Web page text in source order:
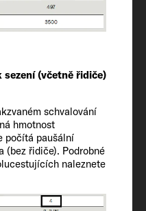
(včetně řidiče)
schvalování
hmotnost
počítá paušální
(bez řidiče). Podrobné
naleznete
stavu* (kg)
pro